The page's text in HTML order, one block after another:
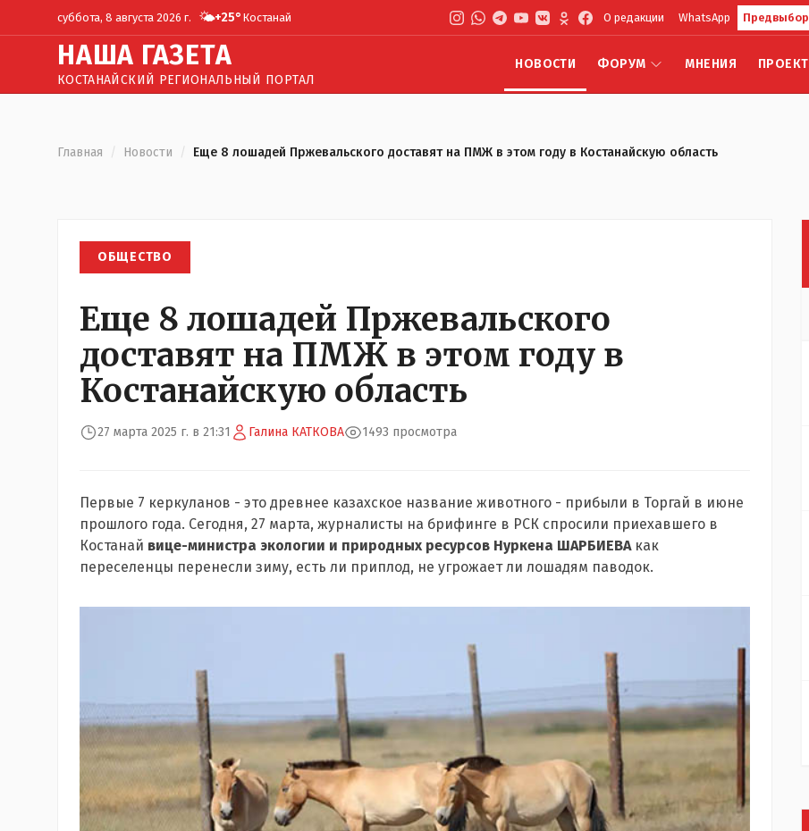
суббота, 8 августа 2026 г. 🌤️+25° Костанай О редакции WhatsApp
НАША ГАЗЕТА
КОСТАНАЙСКИЙ РЕГИОНАЛЬНЫЙ ПОРТАЛ
НОВОСТИ ФОРУМ МНЕНИЯ
Главная / Новости / Еще 8 лошадей Пржевальского доставят на ПМЖ в этом году в Костанайскую область
ОБЩЕСТВО
Еще 8 лошадей Пржевальского
доставят на ПМЖ в этом году в
Костанайскую область
27 марта 2025 г. в 21:31 Галина КАТКОВА 1493 просмотра
Первые 7 керкуланов - это древнее казахское название животного - прибыли в Торгай в июне
прошлого года. Сегодня, 27 марта, журналисты на брифинге в РСК спросили приехавшего в
Костанай вице-министра экологии и природных ресурсов Нуркена ШАРБИЕВАкак
переселенцы перенесли зиму, есть ли приплод, не угрожает ли лошадям паводок.